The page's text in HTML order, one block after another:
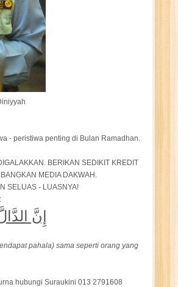
- peristiwa penting di Bulan Ramadhan.
BERIKAN SEDIKIT KREDIT
MEDIA DAKWAH.
SELUAS - LUASNYA!
إِنَّ
pahala) sama seperti orang yang
hubungi Suraukini 013 2791608